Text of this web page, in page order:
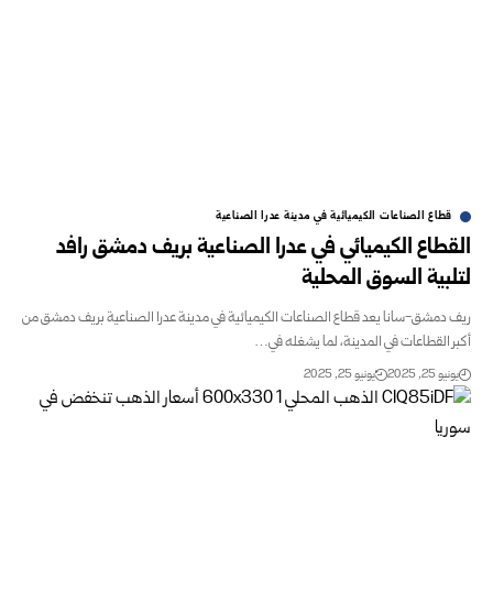
قطاع الصناعات الكيميائية في مدينة عدرا الصناعية
الكيميائي في عدرا الصناعية بريف دمشق رافد
السوق المحلية
سانا يعد قطاع الصناعات الكيميائية في مدينة عدرا الصناعية بريف دمشق من
القطاعات في المدينة، لما يشغله في…
يونيو 25, 2025